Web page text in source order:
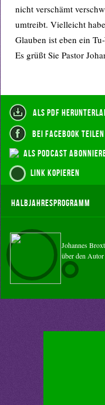
nicht verschämt
umtreibt. Vielleicht
Glauben ist eben ein
Es grüßt Sie Pastor
als PDF
bei Facebook teilen
als Podcast
Link kopieren
Halbjahresprogramm
Johannes
über den